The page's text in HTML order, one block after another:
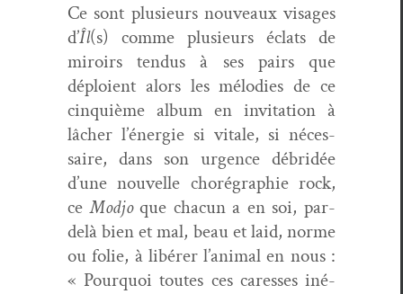
Ce sont plusieurs nou­veaux vis­ages
d’Îl(s) comme plusieurs éclats de
miroirs ten­dus à ses pairs que
déploient alors les mélodies de ce
cinquième album en invi­ta­tion à
lâch­er l’énergie si vitale, si néces­
saire, dans son urgence débridée
d’une nou­velle choré­gra­phie rock,
ceMod­joque cha­cun a en soi, par-
delà bien et mal, beau et laid, norme
ou folie, à libér­er l’animal en nous :
« Pourquoi toutes ces caress­es iné­